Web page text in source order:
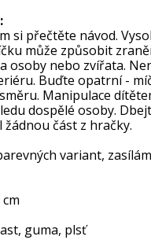
si přečtěte návod.
může způsobit
osoby nebo zvířata.
Buďte opatrní -
Manipulace
dospělé osoby.
žádnou část z hračky.
variant,
guma, plsť